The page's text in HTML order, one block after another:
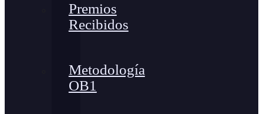
Premios
Recibidos
Metodología
OB1